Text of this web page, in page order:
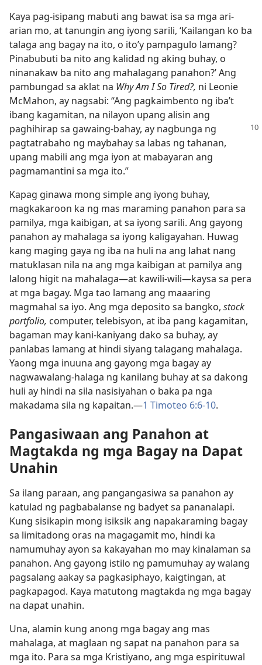
Kaya pag-isipang mabuti ang bawat isa sa mga ari-
arian mo, at tanungin ang iyong sarili, ‘Kailangan ko ba
talaga ang bagay na ito, o ito’y pampagulo lamang?
Pinabubuti ba nito ang kalidad ng aking buhay, o
ninanakaw ba nito ang mahalagang panahon?’ Ang
pambungad sa aklat na Why Am I So Tired?, ni Leonie
McMahon, ay nagsabi: “Ang pagkaimbento ng iba’t
ibang kagamitan, na nilayon upang alisin ang
paghihirap sa gawaing-bahay, ay nagbunga ng
pagtatrabaho ng maybahay sa labas ng tahanan,
upang mabili ang mga iyon at mabayaran ang
pagmamantini sa mga ito.”
Kapag ginawa mong simple ang iyong buhay,
magkakaroon ka ng mas maraming panahon para sa
pamilya, mga kaibigan, at sa iyong sarili. Ang gayong
panahon ay mahalaga sa iyong kaligayahan. Huwag
kang maging gaya ng iba na huli na ang lahat nang
matuklasan nila na ang mga kaibigan at pamilya ang
lalong higit na mahalaga​—at kawili-wili​—kaysa sa pera
at mga bagay. Mga tao lamang ang maaaring
magmahal sa iyo. Ang mga deposito sa bangko, stock
portfolio, computer, telebisyon, at iba pang kagamitan,
bagaman may kani-kaniyang dako sa buhay, ay
panlabas lamang at hindi siyang talagang mahalaga.
Yaong mga inuuna ang gayong mga bagay ay
nagwawalang-halaga ng kanilang buhay at sa dakong
huli ay hindi na sila nasisiyahan o baka pa nga
makadama sila ng kapaitan.​—1 Timoteo 6:6-10.
Pangasiwaan ang Panahon at
Magtakda ng mga Bagay na Dapat
Unahin
Sa ilang paraan, ang pangangasiwa sa panahon ay
katulad ng pagbabalanse ng badyet sa pananalapi.
Kung sisikapin mong isiksik ang napakaraming bagay
sa limitadong oras na magagamit mo, hindi ka
namumuhay ayon sa kakayahan mo may kinalaman sa
panahon. Ang gayong istilo ng pamumuhay ay walang
pagsalang aakay sa pagkasiphayo, kaigtingan, at
pagkapagod. Kaya matutong magtakda ng mga bagay
na dapat unahin.
Una, alamin kung anong mga bagay ang mas
mahalaga, at maglaan ng sapat na panahon para sa
mga ito. Para sa mga Kristiyano, ang mga espirituwal